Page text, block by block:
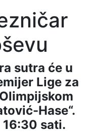
sutra će u
Lige za
Hase“.
sati.